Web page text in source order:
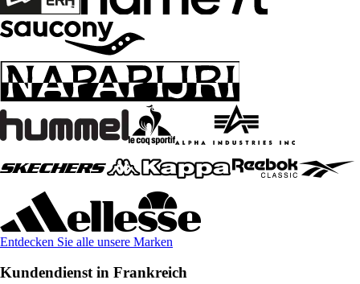
Entdecken Sie alle unsere Marken
Kundendienst in Frankreich